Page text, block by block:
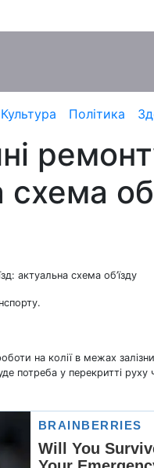
Культура Політика
актуальна схема об’їзду
на колії в межах
потреба у перекритті руху